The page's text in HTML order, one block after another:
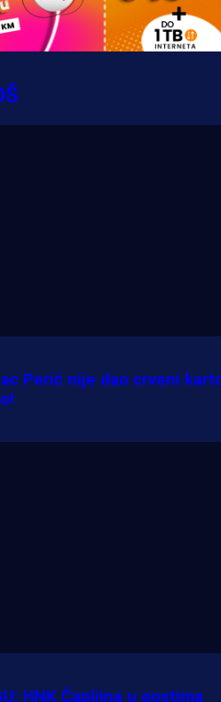
kvalifikacije za
i preuzmi
Perić nije dao crveni
HNK Čapljina u gostima